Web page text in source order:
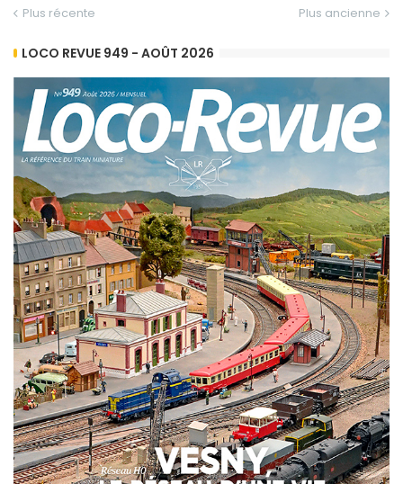
Plus récente Plus ancienne
LOCO REVUE 949 - AOÛT 2026